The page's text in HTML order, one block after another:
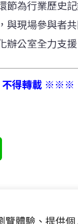
覽體驗、提供
節為行業歷史
與現場參與者
辦公室全力支
得轉載 ※※※
會時事，為在泰華人讀者